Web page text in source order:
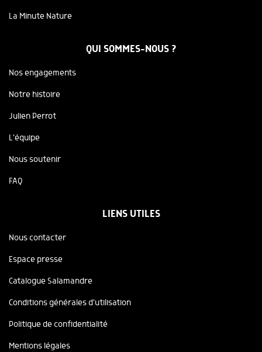
La Minute Nature
QUI SOMMES-NOUS ?
Nos engagements
Notre histoire
Julien Perrot
L'équipe
Nous soutenir
FAQ
LIENS UTILES
Nous contacter
Espace presse
Catalogue Salamandre
Conditions générales d'utilisation
Politique de confidentialité
Mentions légales